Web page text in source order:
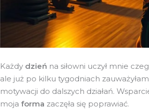
Każdy dzień na siłowni uczył mnie
ale już po kilku tygodniach
motywacji do dalszych działań.
moja forma zaczęła się poprawiać.